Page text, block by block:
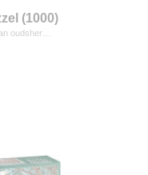
(1000)
oudsher…